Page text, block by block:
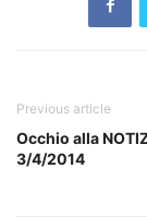
Previous article
Occhio alla
3/4/2014